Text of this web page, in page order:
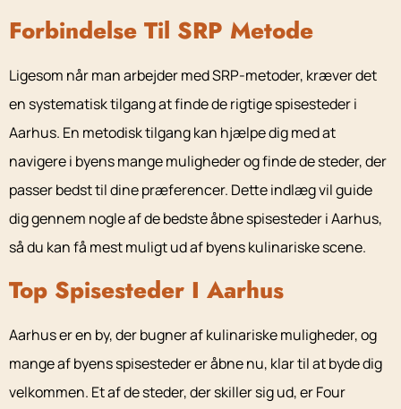
Forbindelse Til SRP Metode
Ligesom når man arbejder med SRP-metoder, kræver det
en systematisk tilgang at finde de rigtige spisesteder i
Aarhus. En metodisk tilgang kan hjælpe dig med at
navigere i byens mange muligheder og finde de steder, der
passer bedst til dine præferencer. Dette indlæg vil guide
dig gennem nogle af de bedste åbne spisesteder i Aarhus,
så du kan få mest muligt ud af byens kulinariske scene.
Top Spisesteder I Aarhus
Aarhus er en by, der bugner af kulinariske muligheder, og
mange af byens spisesteder er åbne nu, klar til at byde dig
velkommen. Et af de steder, der skiller sig ud, er Four